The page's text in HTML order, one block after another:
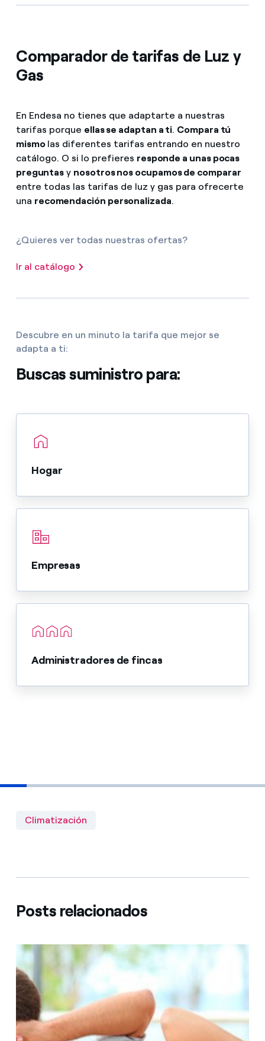
Comparador de tarifas de Luz y
Gas
En Endesa no tienes que adaptarte a nuestras
tarifas porque ellas se adaptan a ti. Compara tú
mismolas diferentes tarifas entrando en nuestro
catálogo. O si lo prefieres responde a unas pocas
preguntas y nosotros nos ocupamos de comparar
entre todas las tarifas de luz y gas para ofrecerte
una recomendación personalizada.
¿Quieres ver todas nuestras ofertas?
Ir al catálogo
Descubre en un minuto la tarifa que mejor se
adapta a ti:
Buscas suministro para:
Hogar
Empresas
Administradores de fincas
Climatización
Posts relacionados